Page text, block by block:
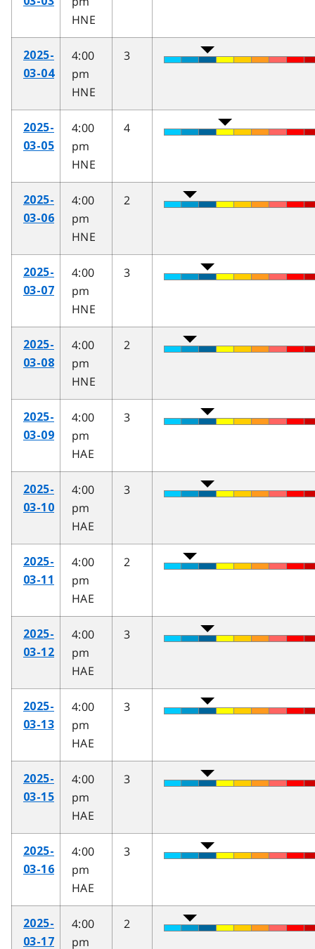
HNE
2025-
03-04
4:00
pm
HNE
3
2025-
03-05
4:00
pm
HNE
4
2025-
03-06
4:00
pm
HNE
2
2025-
03-07
4:00
pm
HNE
3
2025-
03-08
4:00
pm
HNE
2
2025-
03-09
4:00
pm
HAE
3
2025-
03-10
4:00
pm
HAE
3
2025-
03-11
4:00
pm
HAE
2
2025-
03-12
4:00
pm
HAE
3
2025-
03-13
4:00
pm
HAE
3
2025-
03-15
4:00
pm
HAE
3
2025-
03-16
4:00
pm
HAE
3
2025-
03-17
4:00
pm
2